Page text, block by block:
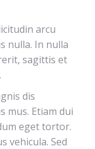
arcu
nulla. In nulla
sagittis et
dis
mus. Etiam dui
eget tortor.
vehicula. Sed